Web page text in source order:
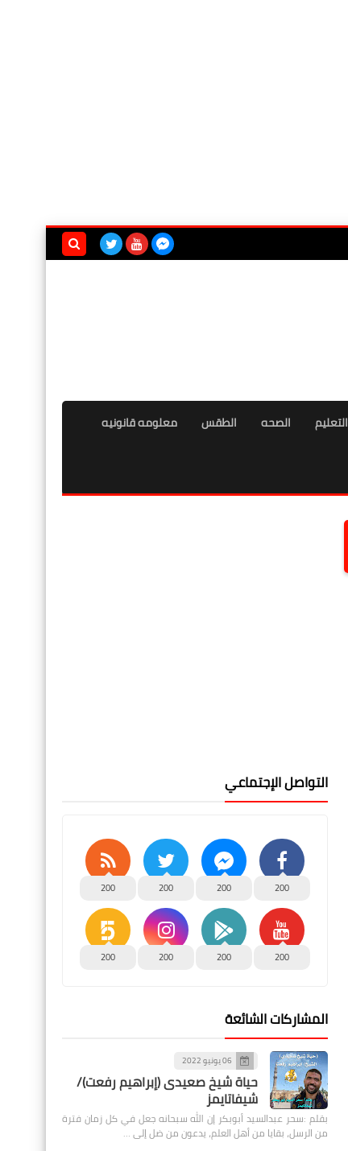
التعليم الصحه الطقس معلومه قانونيه
التواصل الإجتماعي
200
200
200
200
200
200
200
200
المشاركات الشائعة
06 يونيو 2022
حياة شيخ صعيدى (إبراهيم رفعت)/
شيفاتايمز
بقلم :سحر عبدالسيد أبوبكر إن الله سبحانه جعل في كل زمان فترة
من الرسل، بقايا من أهل العلم، يدعون من ضل إلى …